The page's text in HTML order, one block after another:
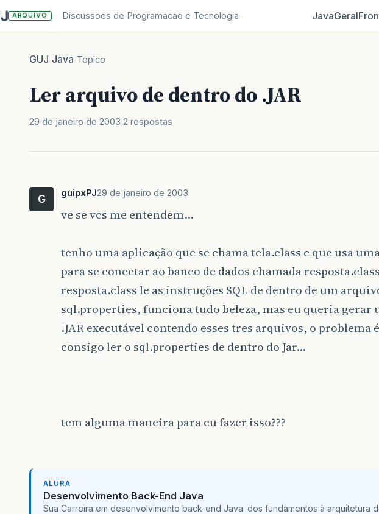
ARQUIVO Discussoes de Programacao e Tecnologia JavaGeral
GUJ/Java/Topico
Ler arquivo de dentro do .JAR
29 de janeiro de 2003 2 respostas
G guipxPJ29 de janeiro de 2003
ve se vcs me entendem…
tenho uma aplicação que se chama tela.class e que usa
para se conectar ao banco de dados chamada
resposta.class le as instruções SQL de dentro de um
sql.properties, funciona tudo beleza, mas eu queria gerar
.JAR executável contendo esses tres arquivos, o problema
consigo ler o sql.properties de dentro do Jar…
tem alguma maneira para eu fazer isso???
ALURA
Desenvolvimento Back-End Java
Sua Carreira em desenvolvimento back-end Java: dos fundamentos à arquitetura